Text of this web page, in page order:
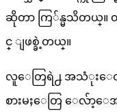
ဆိုတာ ကြ်န္မသိတယ္။
င္ ျဖစ္ခဲ့တယ္။
လူေတြရဲ႕ အသံုးေ
စားမႈေတြ ေလ်ာ့ေ